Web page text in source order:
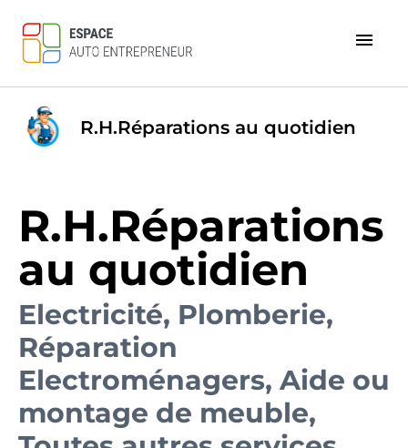
menu
R.H.Réparations au quotidien
R.H.Réparations
au quotidien
Electricité, Plomberie,
Réparation
Electroménagers, Aide ou
montage de meuble,